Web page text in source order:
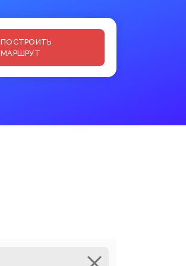
ПОСТРОИТЬ
МАРШРУТ